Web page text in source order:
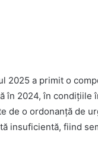
2025 a primit o
în 2024, în condițiile
de o ordonanță de
insuficientă, fiind